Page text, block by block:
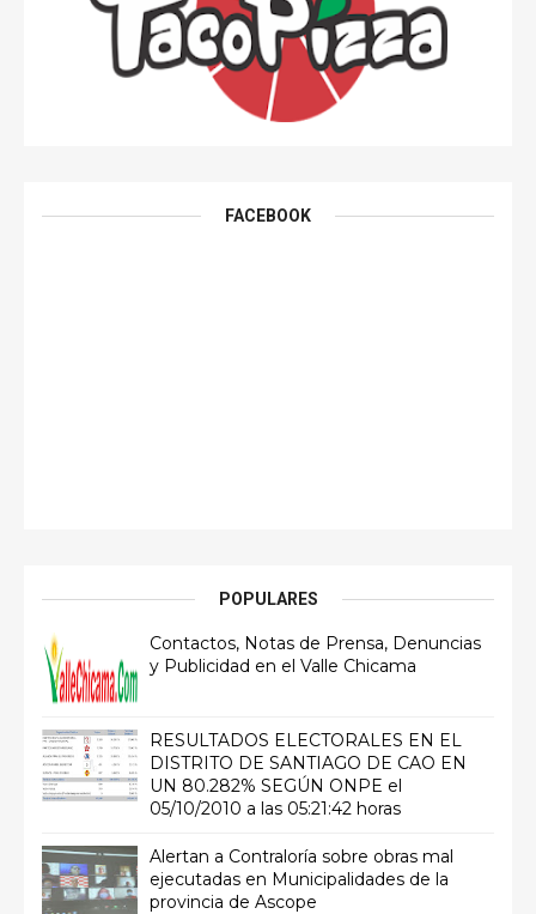
FACEBOOK
POPULARES
Contactos, Notas de Prensa, Denuncias
y Publicidad en el Valle Chicama
RESULTADOS ELECTORALES EN EL
DISTRITO DE SANTIAGO DE CAO EN
UN 80.282% SEGÚN ONPE el
05/10/2010 a las 05:21:42 horas
Alertan a Contraloría sobre obras mal
ejecutadas en Municipalidades de la
provincia de Ascope